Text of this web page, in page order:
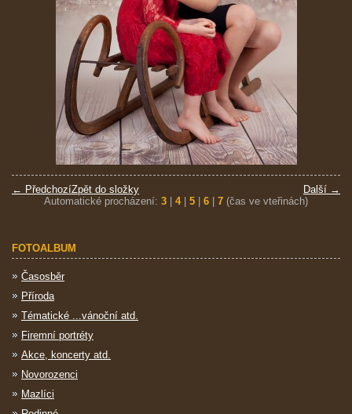
← Předchozí Další →
Zpět do složky
Automatické procházení: 3 4| 5 6 7 (čas ve vteřinách)
FOTOALBUM
Časosběr
Příroda
Tématické ...vánoční atd.
Firemní portréty
Akce, koncerty atd.
Novorozenci
Mazlíci